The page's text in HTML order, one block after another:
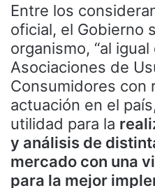
Entre los
oficial, el Gobierno
organismo, “al igual
Asociaciones de
Consumidores con
actuación en el
utilidad para la
y análisis de
mercado con una
para la mejor